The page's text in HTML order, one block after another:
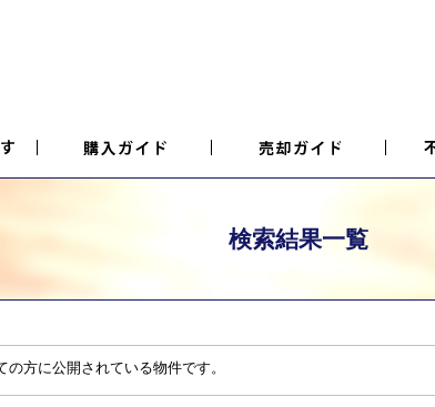
検索結果一覧
の方に公開されている物件です。